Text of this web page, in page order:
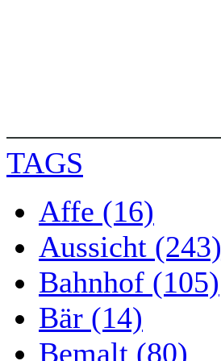
TAGS
Affe (16)
Aussicht (243)
Bahnhof (105)
Bär (14)
Bemalt (80)